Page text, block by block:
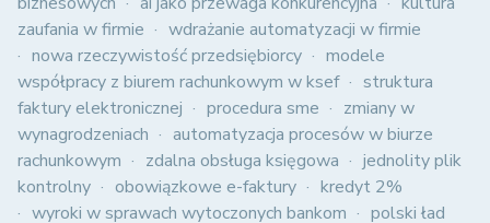
zaufania w firmie
wdrażanie automatyzacji w firmie
nowa rzeczywistość przedsiębiorcy
modele
współpracy z biurem rachunkowym w ksef
struktura
faktury elektronicznej
procedura sme
zmiany w
wynagrodzeniach
automatyzacja procesów w biurze
rachunkowym
zdalna obsługa księgowa
jednolity plik
kontrolny
obowiązkowe e-faktury
kredyt 2%
wyroki w sprawach wytoczonych bankom
polski ład